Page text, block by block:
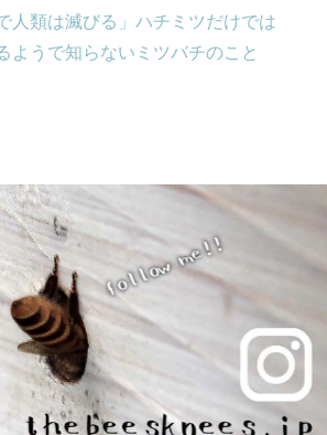
人類は滅びる」ハチミツだけでは
ようで知らないミツバチのこと